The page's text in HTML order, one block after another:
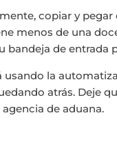
copiar y
menos de una
bandeja de entrada
usando la
atrás. Deje
de aduana.